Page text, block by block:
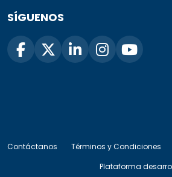
SÍGUENOS
Contáctanos
Términos y Condiciones
Plataforma